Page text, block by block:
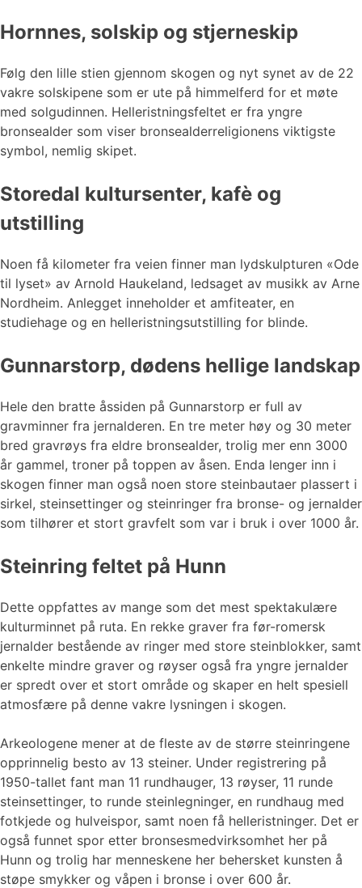
Hornnes, solskip og stjerneskip
Følg den lille stien gjennom skogen og nyt synet av de 22
vakre solskipene som er ute på himmelferd for et møte
med solgudinnen. Helleristningsfeltet er fra yngre
bronsealder som viser bronsealderreligionens viktigste
symbol, nemlig skipet.
Storedal kultursenter, kafè og
utstilling
Noen få kilometer fra veien finner man lydskulpturen «Ode
til lyset» av Arnold Haukeland, ledsaget av musikk av Arne
Nordheim. Anlegget inneholder et amfiteater, en
studiehage og en helleristningsutstilling for blinde.
Gunnarstorp, dødens hellige landskap
Hele den bratte åssiden på Gunnarstorp er full av
gravminner fra jernalderen. En tre meter høy og 30 meter
bred gravrøys fra eldre bronsealder, trolig mer enn 3000
år gammel, troner på toppen av åsen. Enda lenger inn i
skogen finner man også noen store steinbautaer plassert i
sirkel, steinsettinger og steinringer fra bronse- og jernalder
som tilhører et stort gravfelt som var i bruk i over 1000 år.
Steinring feltet på Hunn
Dette oppfattes av mange som det mest spektakulære
kulturminnet på ruta. En rekke graver fra før-romersk
jernalder bestående av ringer med store steinblokker, samt
enkelte mindre graver og røyser også fra yngre jernalder
er spredt over et stort område og skaper en helt spesiell
atmosfære på denne vakre lysningen i skogen.
Arkeologene mener at de fleste av de større steinringene
opprinnelig besto av 13 steiner. Under registrering på
1950-tallet fant man 11 rundhauger, 13 røyser, 11 runde
steinsettinger, to runde steinlegninger, en rundhaug med
fotkjede og hulveispor, samt noen få helleristninger. Det er
også funnet spor etter bronsesmedvirksomhet her på
Hunn og trolig har menneskene her behersket kunsten å
støpe smykker og våpen i bronse i over 600 år.